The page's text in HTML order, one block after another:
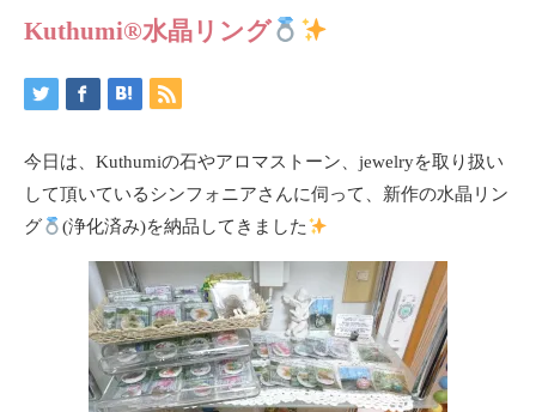
Kuthumi®️水晶リング
今日は、Kuthumiの石やアロマストーン、jewelryを取り扱い
して頂いているシンフォニアさんに伺って、新作の水晶リン
グ
(浄化済み)を納品してきました